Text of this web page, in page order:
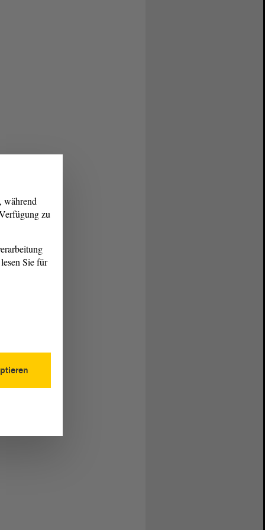
während
zu
Sie für